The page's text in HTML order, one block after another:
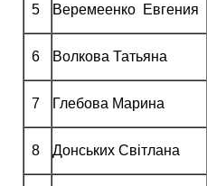
5 Веремеенко Евгения
6 Волкова Татьяна
7 Глебова Марина
8 Донських Світлана